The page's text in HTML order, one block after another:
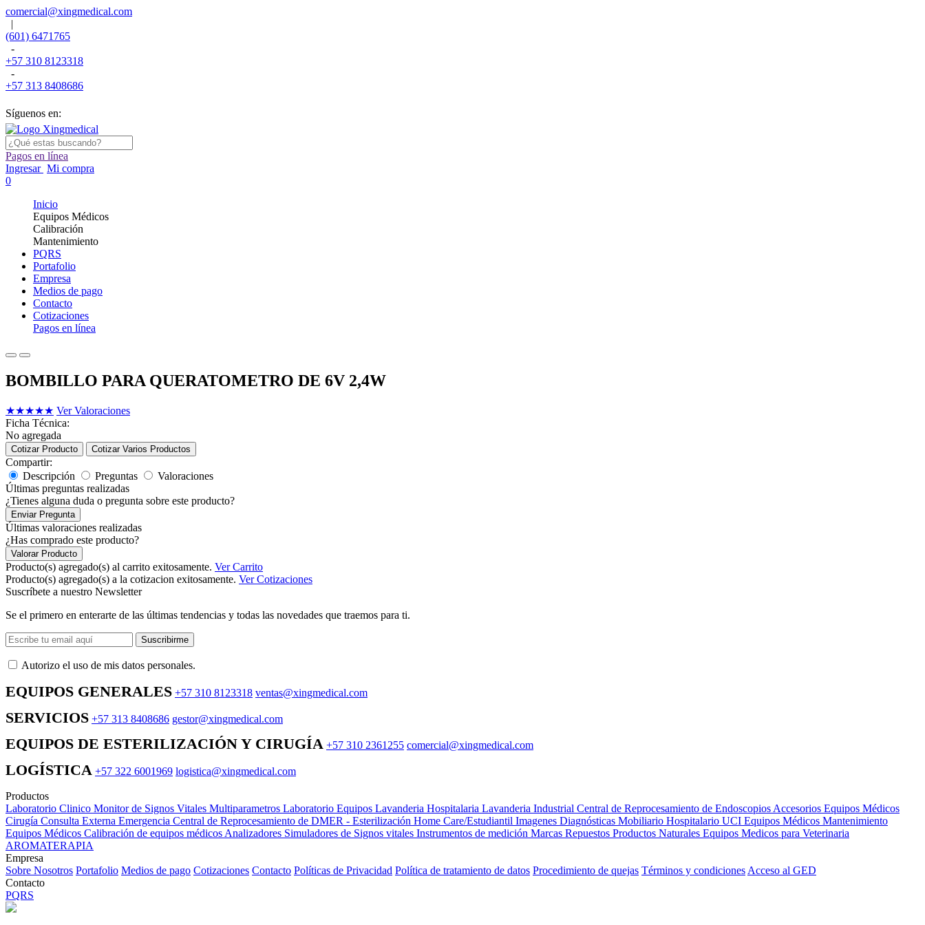
comercial@xingmedical.com
|
(601) 6471765
-
+57 310 8123318
-
+57 313 8408686
Síguenos en:
Pagos en línea
Ingresar Mi compra
0
Inicio
Equipos Médicos
Calibración
Mantenimiento
PQRS
Portafolio
Empresa
Medios de pago
Contacto
Cotizaciones
Pagos en línea
BOMBILLO PARA QUERATOMETRO DE 6V 2,4W
★★★★★ Ver Valoraciones
Ficha Técnica:
No agregada
Cotizar Producto Cotizar Varios Productos
Compartir:
Descripción
Preguntas
Valoraciones
Últimas preguntas realizadas
¿Tienes alguna duda o pregunta sobre este producto?
Enviar Pregunta
Últimas valoraciones realizadas
¿Has comprado este producto?
Valorar Producto
Producto(s) agregado(s) al carrito exitosamente. Ver Carrito
Producto(s) agregado(s) a la cotizacion exitosamente. Ver Cotizaciones
Suscríbete a nuestro Newsletter
Se el primero en enterarte de las últimas tendencias y todas las novedades que traemos para ti.
Suscribirme
Autorizo ​​el uso de mis datos personales.
EQUIPOS GENERALES +57 310 8123318 ventas@xingmedical.com
SERVICIOS +57 313 8408686 gestor@xingmedical.com
EQUIPOS DE ESTERILIZACIÓN Y CIRUGÍA +57 310 2361255 comercial@xingmedical.com
LOGÍSTICA +57 322 6001969 logistica@xingmedical.com
Productos
Laboratorio Clinico Monitor de Signos Vitales Multiparametros Laboratorio Equipos Lavanderia Hospitalaria Lavanderia Industrial Central de Reprocesamiento de Endoscopios Accesorios Equipos Médicos
Cirugía Consulta Externa Emergencia Central de Reprocesamiento de DMER - Esterilización Home Care/Estudiantil Imagenes Diagnósticas Mobiliario Hospitalario UCI Equipos Médicos Mantenimiento
Equipos Médicos Calibración de equipos médicos Analizadores Simuladores de Signos vitales Instrumentos de medición Marcas Repuestos Productos Naturales Equipos Medicos para Veterinaria
AROMATERAPIA
Empresa
Sobre Nosotros Portafolio Medios de pago Cotizaciones Contacto Políticas de Privacidad Política de tratamiento de datos Procedimiento de quejas Términos y condiciones Acceso al GED
Contacto
PQRS